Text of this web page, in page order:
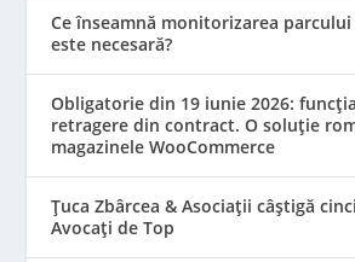
Ce înseamnă monitorizarea
este necesară?
Obligatorie din 19 iunie 2026:
retragere din contract. O soluție
magazinele WooCommerce
Țuca Zbârcea & Asociații câștigă
Avocați de Top